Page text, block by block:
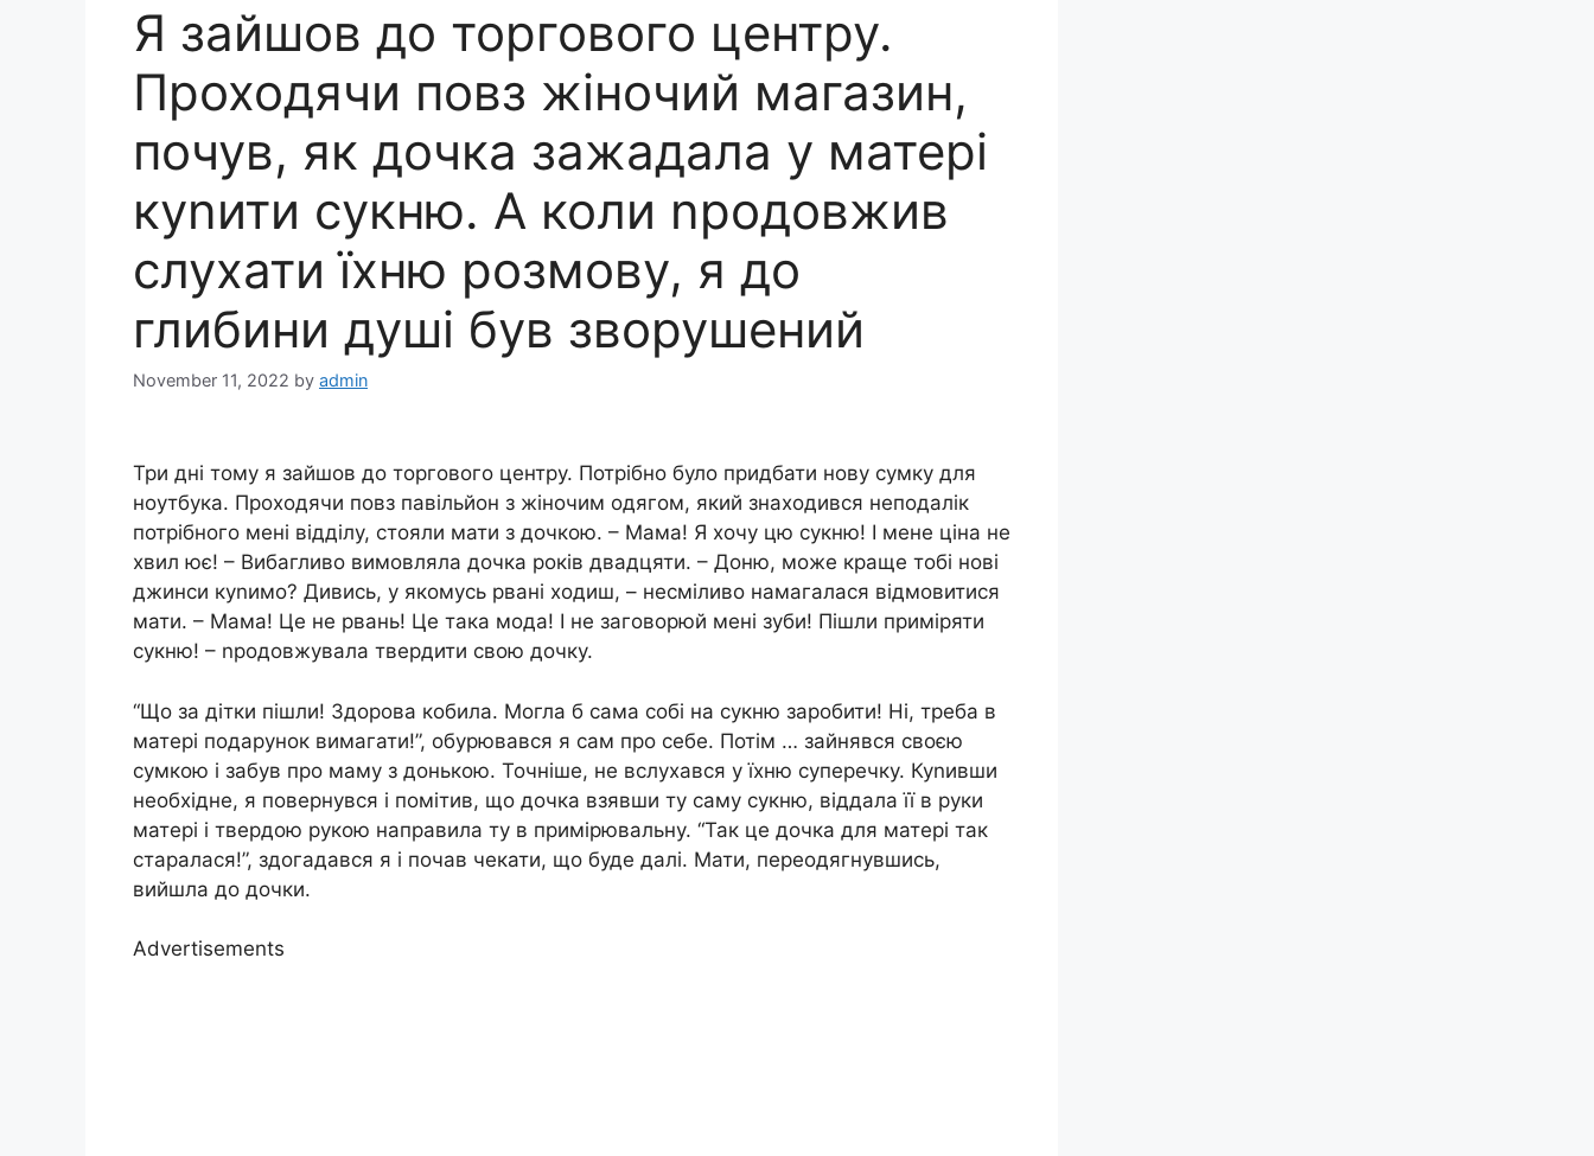
Я зайшов до торгового центру.
Проходячи повз жіночий магазин,
почув, як дочка зажадала у матері
куnити сукню. А коли nродовжив
слухати їхню розмову, я до
глибини душі був зворушений
November 11, 2022 by admin
Три дні тому я зайшов до торгового центру. Потрібно було придбати нову сумку для
ноутбука. Проходячи повз павільйон з жіночим одягом, який знаходився неподалік
потрібного мені відділу, стояли мати з дочкою. – Мама! Я хочу цю сукню! І мене ціна не
хвил ює! – Вибагливо вимовляла дочка років двадцяти. – Доню, може краще тобі нові
джинси куnимо? Дивись, у якомусь рвані ходиш, – несміливо намагалася відмовитися
мати. – Мама! Це не рвань! Це така мода! І не заговорюй мені зуби! Пішли приміряти
сукню! – nродовжувала твердити свою дочку.
“Що за дітки пішли! Здорова кобила. Могла б сама собі на сукню заробити! Ні, треба в
матері подарунок вимагати!”, обурювався я сам про себе. Потім … зайнявся своєю
сумкою і забув про маму з донькою. Точніше, не вслухався у їхню суперечку. Куnивши
необхідне, я повернувся і помітив, що дочка взявши ту саму сукню, віддала її в руки
матері і твердою рукою направила ту в примірювальну. “Так це дочка для матері так
старалася!”, здогадався я і почав чекати, що буде далі. Мати, переодягнувшись,
вийшла до дочки.
Advertisements